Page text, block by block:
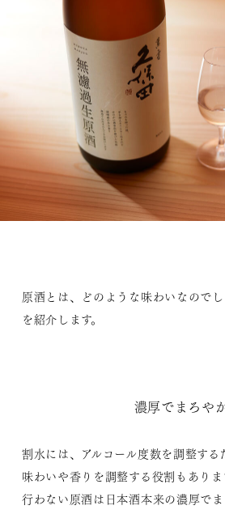
原酒とは、どのような味わいなので
を紹介します。
濃厚でまろや
割水には、アルコール度数を調整す
味わいや香りを調整する役割もあり
行わない原酒は日本酒本来の濃厚で